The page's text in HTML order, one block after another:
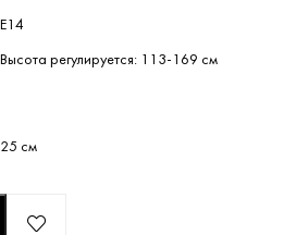
E14
Высота регулируется: 113-169 см
25 см